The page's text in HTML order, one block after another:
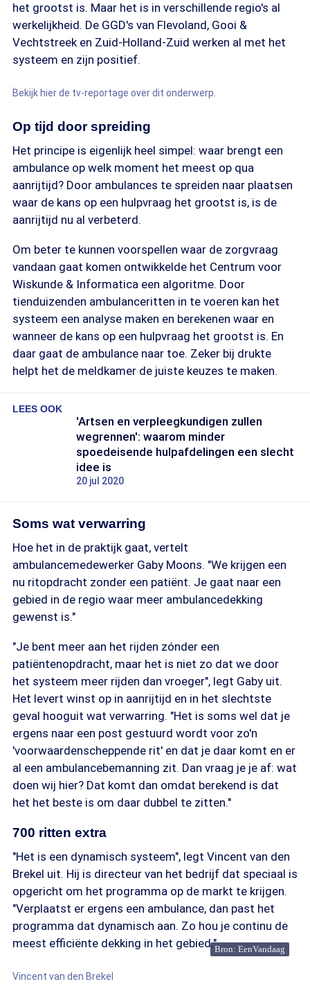
het grootst is. Maar het is in verschillende regio's al
werkelijkheid. De GGD's van Flevoland, Gooi &
Vechtstreek en Zuid-Holland-Zuid werken al met het
systeem en zijn positief.
Bekijk hier de tv-reportage over dit onderwerp.
Op tijd door spreiding
Het principe is eigenlijk heel simpel: waar brengt een
ambulance op welk moment het meest op qua
aanrijtijd? Door ambulances te spreiden naar plaatsen
waar de kans op een hulpvraag het grootst is, is de
aanrijtijd nu al verbeterd.
Om beter te kunnen voorspellen waar de zorgvraag
vandaan gaat komen ontwikkelde het Centrum voor
Wiskunde & Informatica een algoritme. Door
tienduizenden ambulanceritten in te voeren kan het
systeem een analyse maken en berekenen waar en
wanneer de kans op een hulpvraag het grootst is. En
daar gaat de ambulance naar toe. Zeker bij drukte
helpt het de meldkamer de juiste keuzes te maken.
LEES OOK
'Artsen en verpleegkundigen zullen
wegrennen': waarom minder
spoedeisende hulpafdelingen een slecht
idee is
20 jul 2020
Soms wat verwarring
Hoe het in de praktijk gaat, vertelt
ambulancemedewerker Gaby Moons. "We krijgen een
nu ritopdracht zonder een patiënt. Je gaat naar een
gebied in de regio waar meer ambulancedekking
gewenst is."
"Je bent meer aan het rijden zónder een
patiëntenopdracht, maar het is niet zo dat we door
het systeem meer rijden dan vroeger", legt Gaby uit.
Het levert winst op in aanrijtijd en in het slechtste
geval hooguit wat verwarring. "Het is soms wel dat je
ergens naar een post gestuurd wordt voor zo'n
'voorwaardenscheppende rit' en dat je daar komt en er
al een ambulancebemanning zit. Dan vraag je je af: wat
doen wij hier? Dat komt dan omdat berekend is dat
het het beste is om daar dubbel te zitten."
700 ritten extra
"Het is een dynamisch systeem", legt Vincent van den
Brekel uit. Hij is directeur van het bedrijf dat speciaal is
opgericht om het programma op de markt te krijgen.
"Verplaatst er ergens een ambulance, dan past het
programma dat dynamisch aan. Zo hou je continu de
meest efficiënte dekking in het gebied."Bron: EenVandaag
Vincent van den Brekel